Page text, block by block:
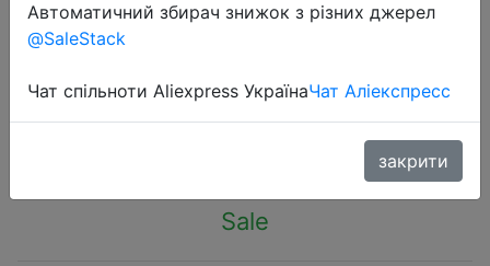
Tablets 16MP Camera MTK Helio
G99 Tablet Pad
$179.99
Sale
Автоматичний збирач знижок з різних джерел
@SaleStack
Чат спільноти Aliexpress УкраїнаЧат Аліекспресс
закрити